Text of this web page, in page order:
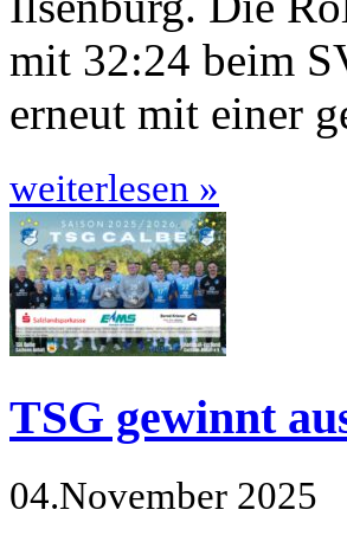
mit 32:24 beim
erneut mit einer
weiterlesen »
TSG gewinnt
04.November 2025